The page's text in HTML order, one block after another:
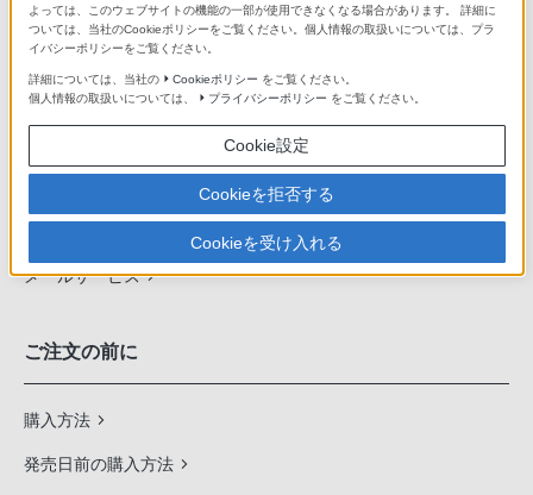
ソニーストア 店舗のご案内
ソニーショップ（ソニーストア取次店）のご案内
ソニーストアの特典・サービス
（長期保証、下取サービス、設置・設定サービスなど）
定期クーポンのプレゼントについて
メールサービス
ご注文の前に
購入方法
発売日前の購入方法
よっては、このウェブサイトの機能の一部が使用できなくなる場合があります。 詳細に
ついては、当社のCookieポリシーをご覧ください。個人情報の取扱いについては、プラ
イバシーポリシーをご覧ください。
詳細については、当社の Cookieポリシー をご覧ください。
個人情報の取扱いについては、
プライバシーポリシー をご覧ください。
Cookie設定
Cookieを拒否する
Cookieを受け入れる